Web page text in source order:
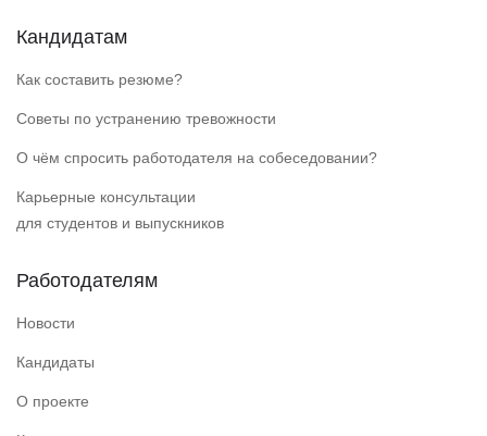
Кандидатам
Как составить резюме?
Советы по устранению тревожности
О чём спросить работодателя на собеседовании?
Карьерные консультации
для студентов и выпускников
Работодателям
Новости
Кандидаты
О проекте